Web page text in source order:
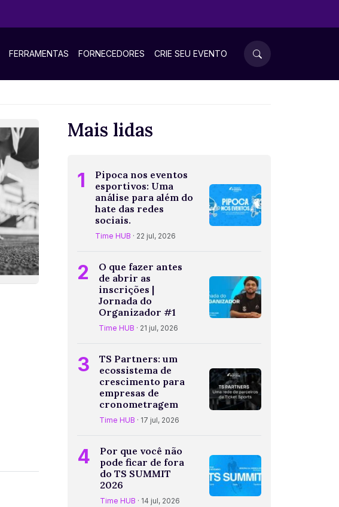
FERRAMENTAS FORNECEDORES CRIE SEU EVENTO
Mais lidas
1
Pipoca nos eventos
esportivos: Uma
análise para além do
hate das redes
sociais.
Time HUB · 22 jul, 2026
2
O que fazer antes
de abrir as
inscrições |
Jornada do
Organizador #1
Time HUB · 21 jul, 2026
3
TS Partners: um
ecossistema de
crescimento para
empresas de
cronometragem
Time HUB · 17 jul, 2026
4
Por que você não
pode ficar de fora
do TS SUMMIT
2026
Time HUB · 14 jul, 2026